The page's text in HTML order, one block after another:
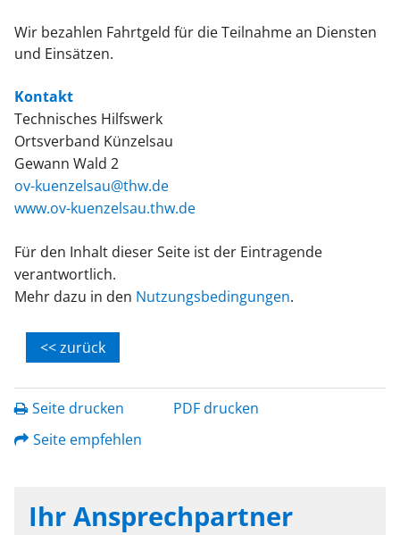
Wir bezahlen Fahrtgeld für die Teilnahme an Diensten
und Einsätzen.
Kontakt
Technisches Hilfswerk
Ortsverband Künzelsau
Gewann Wald 2
ov-kuenzelsau@thw.de
www.ov-kuenzelsau.thw.de
Für den Inhalt dieser Seite ist der Eintragende
verantwortlich.
Mehr dazu in den Nutzungsbedingungen.
<< zurück
Seite drucken
PDF drucken
Seite empfehlen
Ihr Ansprechpartner